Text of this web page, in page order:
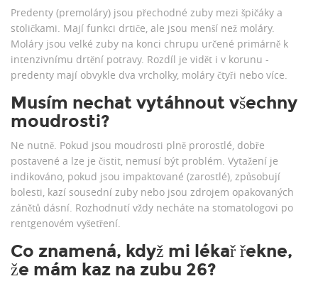
Predenty (premoláry) jsou přechodné zuby mezi špičáky a
stoličkami. Mají funkci drtiče, ale jsou menší než moláry.
Moláry jsou velké zuby na konci chrupu určené primárně k
intenzivnímu drtění potravy. Rozdíl je vidět i v korunu -
predenty mají obvykle dva vrcholky, moláry čtyři nebo více.
Musím nechat vytáhnout všechny
moudrosti?
Ne nutně. Pokud jsou moudrosti plně prorostlé, dobře
postavené a lze je čistit, nemusí být problém. Vytažení je
indikováno, pokud jsou impaktované (zarostlé), způsobují
bolesti, kazí sousední zuby nebo jsou zdrojem opakovaných
zánětů dásní. Rozhodnutí vždy necháte na stomatologovi po
rentgenovém vyšetření.
Co znamená, když mi lékař řekne,
že mám kaz na zubu 26?